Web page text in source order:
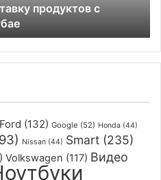
продуктов с
Ford (132) Google (52) Honda (44)
Nissan (44) Smart (235)
Volkswagen (117) Видео